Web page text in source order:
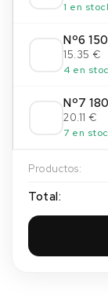
1 en
Nº6
15.35 €
4 en
Nº7
20.11 €
7 en
Productos:
Total: